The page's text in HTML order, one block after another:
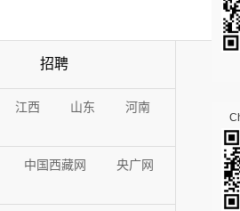
招聘
江西 山东
河南
中国西藏网
央广网